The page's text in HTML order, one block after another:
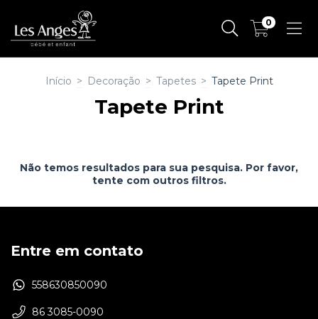
0
Início > Decoração > Tapetes > Tapete Print
Tapete Print
Não temos resultados para sua pesquisa. Por favor,
tente com outros filtros.
Entre em contato
558630850090
86 3085-0090